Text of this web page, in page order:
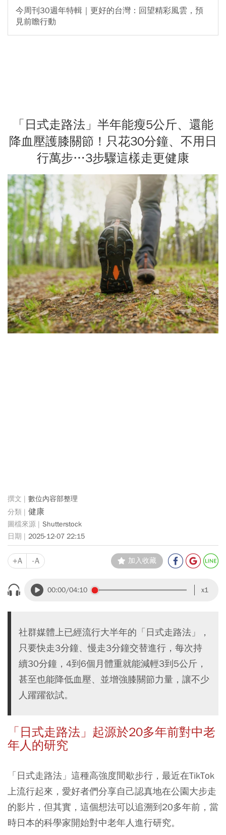
今周刊30週年特輯｜更好的台灣：回望精彩風雲，預
見前瞻行動
「日式走路法」半年能瘦5公斤、還能
降血壓護膝關節！只花30分鐘、不用日
行萬步…3步驟這樣走更健康
數位內容部整理
健康
Shutterstock
2025-12-07 22:15
+A -A 加入收藏
00:00/04:10 x1
社群媒體上已經流行大半年的「日式走路法」，
只要快走3分鐘、慢走3分鐘交替進行，每次持
續30分鐘，4到6個月體重就能減輕3到5公斤，
甚至也能降低血壓、並增強膝關節力量，讓不少
人躍躍欲試。
「日式走路法」起源於20多年前對中老
年人的研究
「日式走路法」這種高強度間歇步行，最近在TikTok
上流行起來，愛好者們分享自己認真地在公園大步走
的影片，但其實，這個想法可以追溯到20多年前，當
時日本的科學家開始對中老年人進行研究。